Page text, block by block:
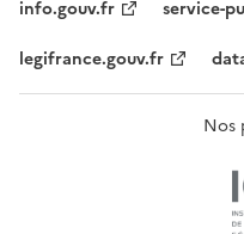
info.gouv.fr
service-
legifrance.gouv.fr
Nos